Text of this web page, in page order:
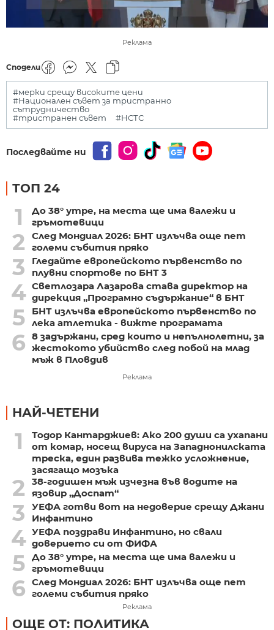
Реклама
Сподели
#мерки срещу високите цени
#Национален съвет за тристранно
сътрудничество
#тристранен съвет
#НСТС
Последвайте ни
ТОП 24
1
До 38° утре, на места ще има валежи и
гръмотевици
2
След Мондиал 2026: БНТ излъчва още пет
големи събития пряко
3
Гледайте европейското първенство по
плувни спортове по БНТ 3
4 Светлозара Лазарова става директор на
дирекция „Програмно съдържание“ в БНТ
5
БНТ излъчва европейското първенство по
лека атлетика - вижте програмата
6 8 задържани, сред които и непълнолетни, за
жестокото убийство след побой на млад
мъж в Пловдив
Реклама
НАЙ-ЧЕТЕНИ
1
Тодор Кантарджиев: Ако 200 души са ухапани
от комар, носещ вируса на Западнонилската
треска, един развива тежко усложнение,
засягащо мозъка
2
38-годишен мъж изчезна във водите на
язовир „Доспат“
3
УЕФА готви вот на недоверие срещу Джани
Инфантино
4 УЕФА поздрави Инфантино, но свали
доверието си от ФИФА
5 До 38° утре, на места ще има валежи и
гръмотевици
6 След Мондиал 2026: БНТ излъчва още пет
големи събития пряко
Реклама
ОЩЕ ОТ: ПОЛИТИКА